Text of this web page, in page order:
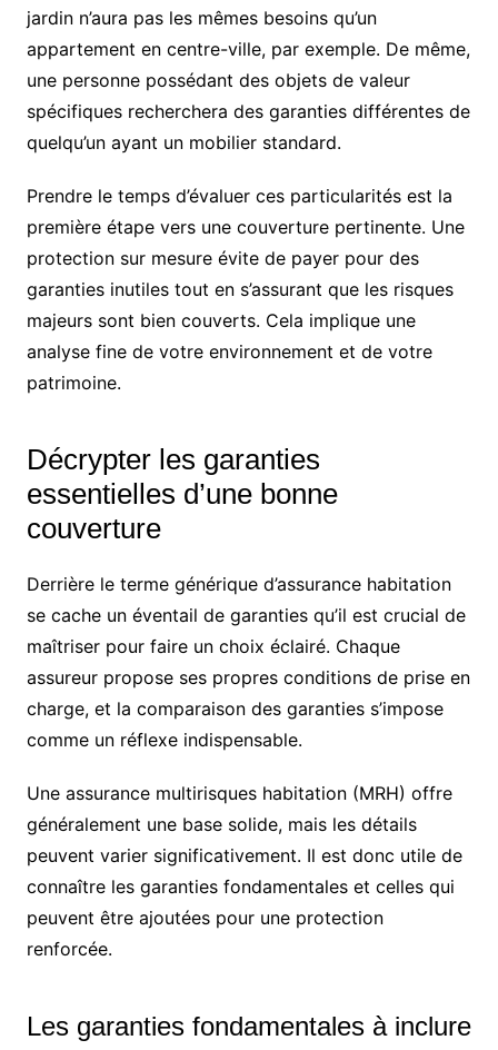
jardin n’aura pas les mêmes besoins qu’un
appartement en centre-ville, par exemple. De même,
une personne possédant des objets de valeur
spécifiques recherchera des garanties différentes de
quelqu’un ayant un mobilier standard.
Prendre le temps d’évaluer ces particularités est la
première étape vers une couverture pertinente. Une
protection sur mesure évite de payer pour des
garanties inutiles tout en s’assurant que les risques
majeurs sont bien couverts. Cela implique une
analyse fine de votre environnement et de votre
patrimoine.
Décrypter les garanties
essentielles d’une bonne
couverture
Derrière le terme générique d’assurance habitation
se cache un éventail de garanties qu’il est crucial de
maîtriser pour faire un choix éclairé. Chaque
assureur propose ses propres conditions de prise en
charge, et la comparaison des garanties s’impose
comme un réflexe indispensable.
Une assurance multirisques habitation (MRH) offre
généralement une base solide, mais les détails
peuvent varier significativement. Il est donc utile de
connaître les garanties fondamentales et celles qui
peuvent être ajoutées pour une protection
renforcée.
Les garanties fondamentales à inclure